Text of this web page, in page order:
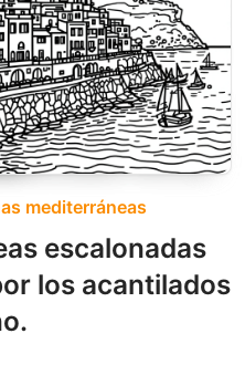
mediterráneas
escalonadas
los acantilados